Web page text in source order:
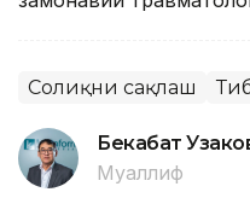
Соғлиқни сақлаш
Бекабат
Муаллиф